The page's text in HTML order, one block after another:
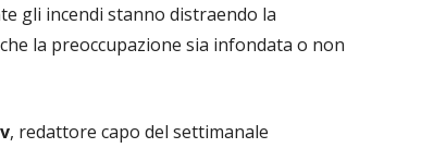
gli incendi stanno distraendo la
la preoccupazione sia infondata o non
, redattore capo del settimanale